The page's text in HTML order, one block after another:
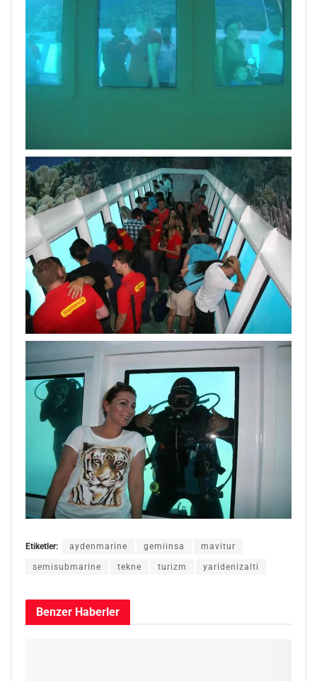
Etiketler: aydenmarine gemiinsa mavitur
semisubmarine tekne turizm yaridenizalti
Benzer Haberler